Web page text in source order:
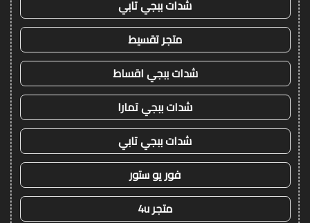
شدات ببجي تابي
متجر تقسيط
شدات ببجي اقساط
شدات ببجي تمارا
شدات ببجي تابي
فور يو ستور
متجر 4u